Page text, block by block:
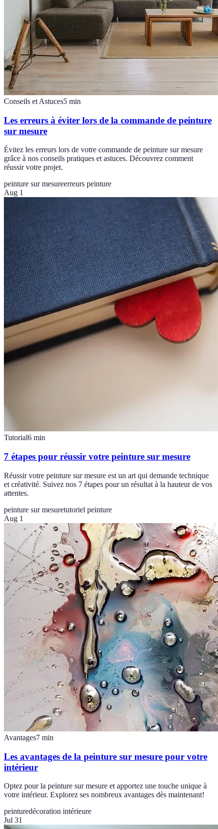
Conseils et Astuces5 min
Les erreurs à éviter lors de la commande de peinture
sur mesure
Évitez les erreurs lors de votre commande de peinture sur mesure
grâce à nos conseils pratiques et astuces. Découvrez comment
réussir votre projet.
peinture sur mesureerreurs peinture
Aug 1
Tutorial6 min
7 étapes pour réussir votre peinture sur mesure
Réussir votre peinture sur mesure est un art qui demande technique
et créativité. Suivez nos 7 étapes pour un résultat à la hauteur de vos
attentes.
peinture sur mesuretutoriel peinture
Aug 1
Avantages7 min
Les avantages de la peinture sur mesure pour votre
intérieur
Optez pour la peinture sur mesure et apportez une touche unique à
votre intérieur. Explorez ses nombreux avantages dès maintenant!
peinturedécoration intérieure
Jul 31